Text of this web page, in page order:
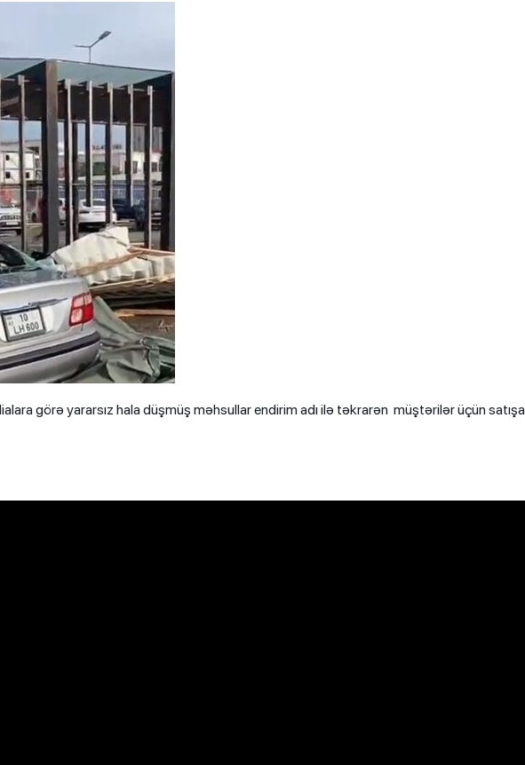
görə yararsız hala düşmüş məhsullar endirim adı ilə təkrarən müştərilər üçün satışa